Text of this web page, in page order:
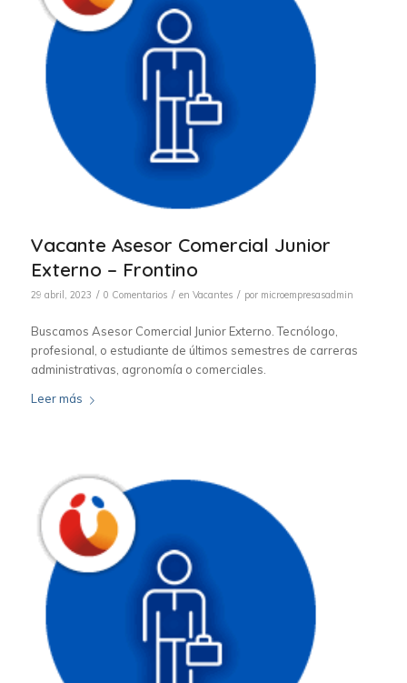
Vacante Asesor Comercial Junior
Externo – Frontino
29 abril, 2023 / 0 Comentarios / en Vacantes / por microempresasadmin
Buscamos Asesor Comercial Junior Externo. Tecnólogo,
profesional, o estudiante de últimos semestres de carreras
administrativas, agronomía o comerciales.
Leer más